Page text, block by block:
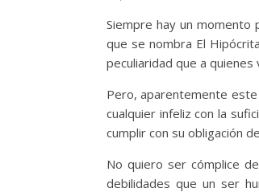
Siempre hay un momento
que se nombra El
peculiaridad que a
Pero, aparentemente
cualquier infeliz con la
cumplir con su obligación
No quiero ser cómplice
debilidades que un ser